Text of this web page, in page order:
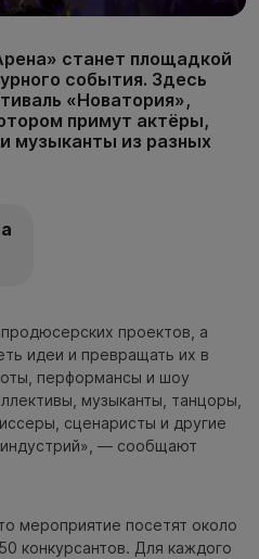
станет площадкой
события. Здесь
«Новатория»,
примут актёры,
музыканты из разных
проектов, а
идеи и превращать их в
перформансы и шоу
музыканты, танцоры,
сценаристы и другие
индустрий», — сообщают
мероприятие посетят около
конкурсантов. Для каждого